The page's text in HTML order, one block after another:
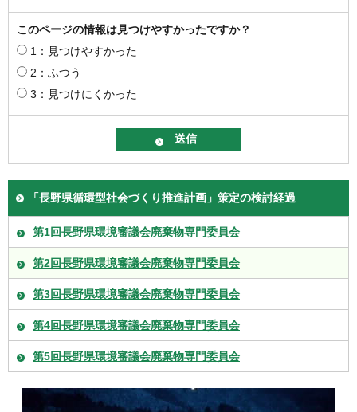
このページの情報は見つけやすかったですか？
1：見つけやすかった
2：ふつう
3：見つけにくかった
「長野県循環型社会づくり推進計画」策定の検討経過
第1回長野県環境審議会廃棄物専門委員会
第2回長野県環境審議会廃棄物専門委員会
第3回長野県環境審議会廃棄物専門委員会
第4回長野県環境審議会廃棄物専門委員会
第5回長野県環境審議会廃棄物専門委員会